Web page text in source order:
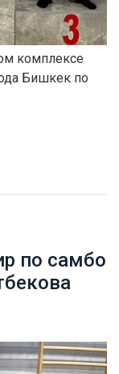
комплексе
Бишкек по
по самбо